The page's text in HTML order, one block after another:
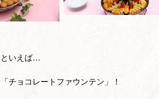
いえば…
チョコレートファウンテン」！